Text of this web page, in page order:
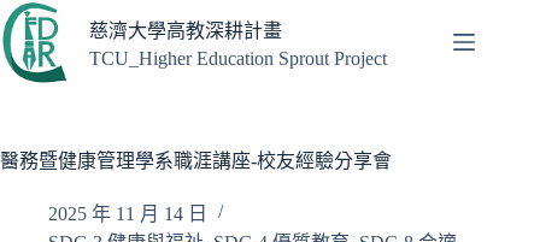
跳
至
主
容
慈濟大學高教深耕計畫
TCU_Higher Education Sprout Project
醫務暨健康管理學系職涯講座-校友經驗分享會
2025 年 11 月 14 日